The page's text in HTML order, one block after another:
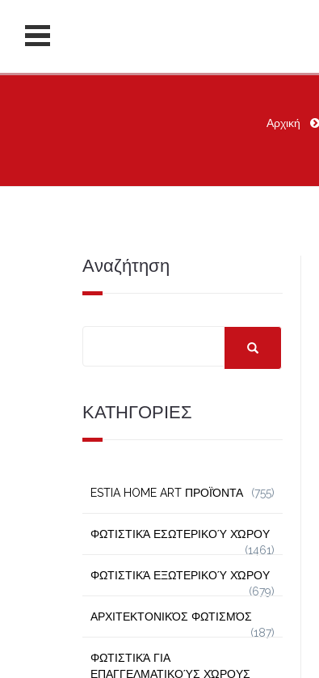
Αρχική
Αναζήτηση
ΚΑΤΗΓΟΡΙΕΣ
ESTIA HOME ART ΠΡΟΪΌΝΤΑ (755)
ΦΩΤΙΣΤΙΚΆ ΕΣΩΤΕΡΙΚΟΎ ΧΏΡΟΥ
(1461)
ΦΩΤΙΣΤΙΚΆ ΕΞΩΤΕΡΙΚΟΎ ΧΏΡΟΥ
(679)
ΑΡΧΙΤΕΚΤΟΝΙΚΌΣ ΦΩΤΙΣΜΌΣ
(187)
ΦΩΤΙΣΤΙΚΆ ΓΙΑ
ΕΠΑΓΓΕΛΜΑΤΙΚΟΎΣ ΧΏΡΟΥΣ